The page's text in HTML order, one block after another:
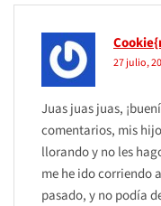
27 julio,
Juas juas juas,
comentarios, mis
llorando y no les
me he ido corriendo
pasado, y no podía